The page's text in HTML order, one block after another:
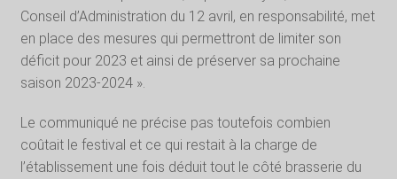
Conseil d’Administration du 12 avril, en responsabilité, met
en place des mesures qui permettront de limiter son
déficit pour 2023 et ainsi de préserver sa prochaine
saison 2023-2024 ».
Le communiqué ne précise pas toutefois combien
coûtait le festival et ce qui restait à la charge de
l’établissement une fois déduit tout le côté brasserie du